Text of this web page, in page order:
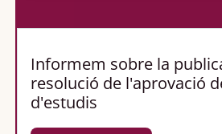
Informem sobre la
resolució de l'aprovació
d'estudis